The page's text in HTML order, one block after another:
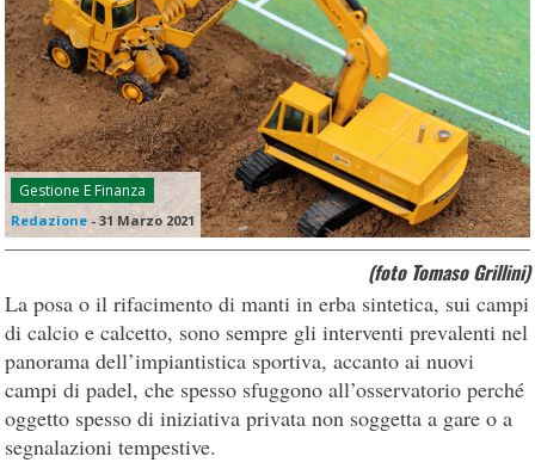
Gestione E Finanza
Redazione -31 Marzo 2021
(foto Tomaso Grillini)
La posa o il rifacimento di manti in erba sintetica, sui campi
di calcio e calcetto, sono sempre gli interventi prevalenti nel
panorama dell’impiantistica sportiva, accanto ai nuovi
campi di padel, che spesso sfuggono all’osservatorio perché
oggetto spesso di iniziativa privata non soggetta a gare o a
segnalazioni tempestive.